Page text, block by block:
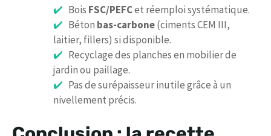
Bois FSC/PEFCet réemploi systématique.
Béton bas-carbone(ciments CEM III,
laitier, fillers) si disponible.
Recyclage des planches en mobilier de
jardin ou paillage.
Pas de surépaisseur inutile grâce à un
nivellement précis.